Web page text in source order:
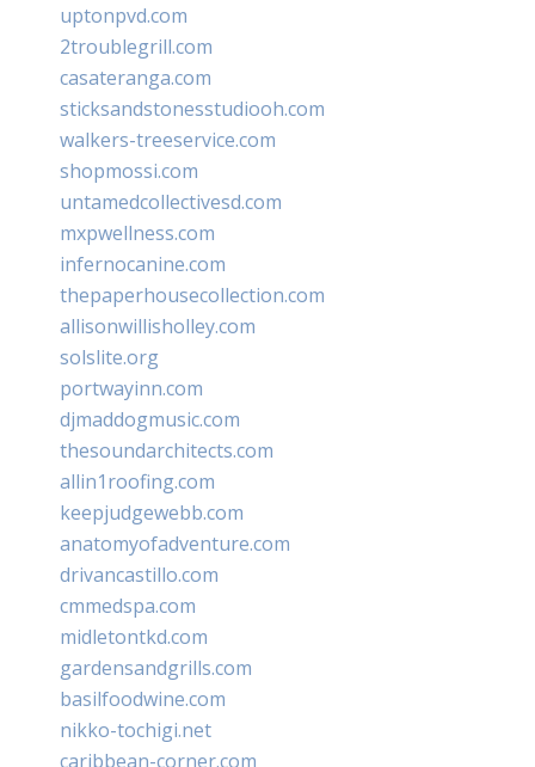
uptonpvd.com
2troublegrill.com
casateranga.com
sticksandstonesstudiooh.com
walkers-treeservice.com
shopmossi.com
untamedcollectivesd.com
mxpwellness.com
infernocanine.com
thepaperhousecollection.com
allisonwillisholley.com
solslite.org
portwayinn.com
djmaddogmusic.com
thesoundarchitects.com
allin1roofing.com
keepjudgewebb.com
anatomyofadventure.com
drivancastillo.com
cmmedspa.com
midletontkd.com
gardensandgrills.com
basilfoodwine.com
nikko-tochigi.net
caribbean-corner.com